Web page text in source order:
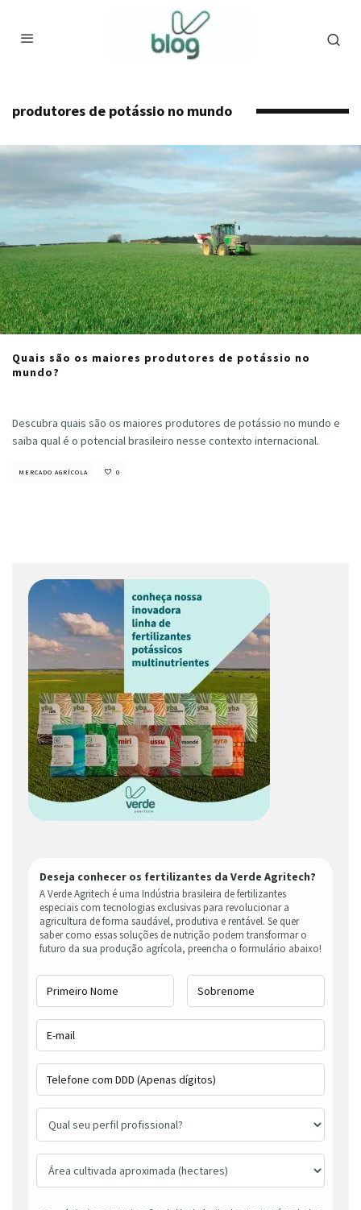
produtores de potássio no mundo
Quais são os maiores produtores de potássio no
mundo?
Descubra quais são os maiores produtores de potássio no mundo e
saiba qual é o potencial brasileiro nesse contexto internacional.
MERCADO AGRÍCOLA 0
Deseja conhecer os fertilizantes da Verde Agritech?
A Verde Agritech é uma Indústria brasileira de fertilizantes
especiais com tecnologias exclusivas para revolucionar a
agricultura de forma saudável, produtiva e rentável. Se quer
saber como essas soluções de nutrição podem transformar o
futuro da sua produção agrícola, preencha o formulário abaixo!